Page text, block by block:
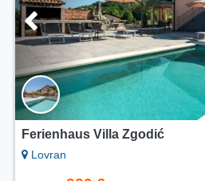
Ferienhaus Villa Zgodić
Lovran